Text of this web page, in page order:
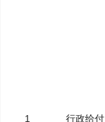
1 行政给付